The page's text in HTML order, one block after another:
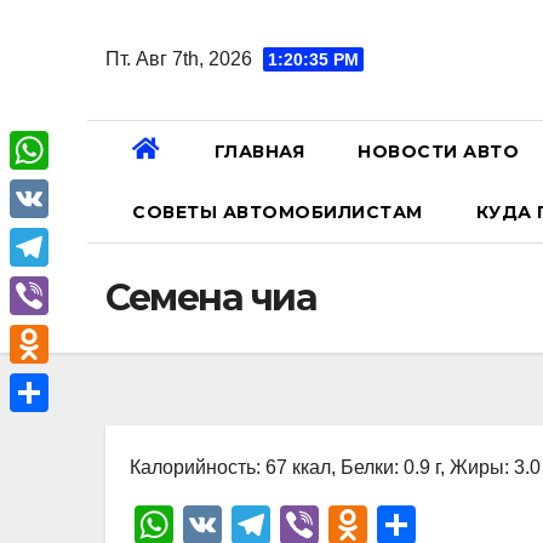
Пт. Авг 7th, 2026 1:20:36 PM
ГЛАВНАЯ НОВОСТИ АВТО
СОВЕТЫ АВТОМОБИЛИСТАМ КУДА
Семена чиа
Калорийность: 67 ккал, Белки: 0.9 г, Жиры:
W
V
T
Vi
O
W
h
a
A
V
K
T
e
l
e
V
i
b
O